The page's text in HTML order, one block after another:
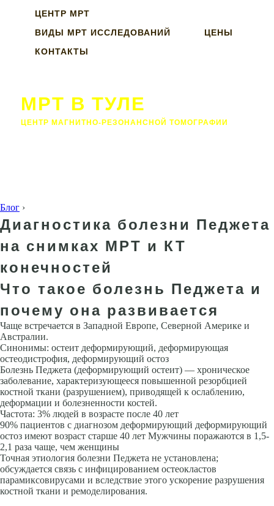
ЦЕНТР МРТ
ВИДЫ МРТ ИССЛЕДОВАНИЙ
ЦЕНЫ
КОНТАКТЫ
МРТ В ТУЛЕ
ЦЕНТР МАГНИТНО-РЕЗОНАНСНОЙ ТОМОГРАФИИ
Блог ›
Диагностика болезни Педжета
на снимках МРТ и КТ
конечностей
Что такое болезнь Педжета и
почему она развивается
Чаще встречается в Западной Европе, Северной Америке и
Австралии.
Синонимы: остеит деформирующий, деформирующая
остеодистрофия, деформирующий остоз
Болезнь Педжета (деформирующий остеит) — хроническое
заболевание, характеризующееся повышенной резорбцией
костной ткани (разрушением), приводящей к ослаблению,
деформации и болезненности костей.
Частота: 3% людей в возрасте после 40 лет
90% пациентов с диагнозом деформирующий деформирующий
остоз имеют возраст старше 40 лет Мужчины поражаются в 1,5-
2,1 раза чаще, чем женщины
Точная этиология болезни Педжета не установлена;
обсуждается связь с инфицированием остеокластов
парамиксовирусами и вследствие этого ускорение разрушения
костной ткани и ремоделирования.